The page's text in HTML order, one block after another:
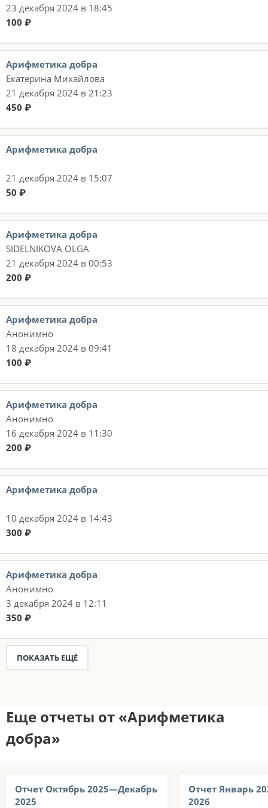
23 декабря 2024 в 18:45
100 ₽
Арифметика добра
Екатерина Михайлова
21 декабря 2024 в 21:23
450 ₽
Арифметика добра
21 декабря 2024 в 15:07
50 ₽
Арифметика добра
SIDELNIKOVA OLGA
21 декабря 2024 в 00:53
200 ₽
Арифметика добра
Анонимно
18 декабря 2024 в 09:41
100 ₽
Арифметика добра
Анонимно
16 декабря 2024 в 11:30
200 ₽
Арифметика добра
10 декабря 2024 в 14:43
300 ₽
Арифметика добра
Анонимно
3 декабря 2024 в 12:11
350 ₽
ПОКАЗАТЬ ЕЩЁ
Еще отчеты от «Арифметика
добра»
Отчет Октябрь 2025—Декабрь
2025
Отчет Январь
2026